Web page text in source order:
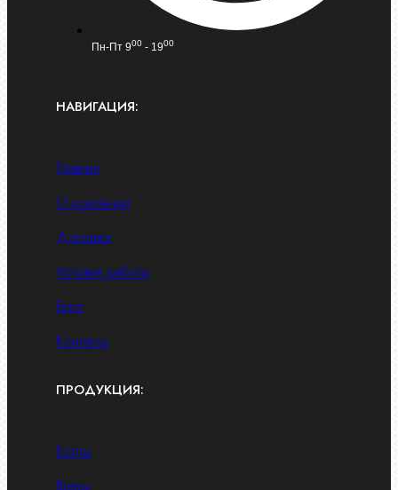
Пн-Пт 900 - 1900
НАВИГАЦИЯ:
Главная
О компании
Доставка
Условия работы
Блог
Контакты
ПРОДУКЦИЯ:
Болты
Винты